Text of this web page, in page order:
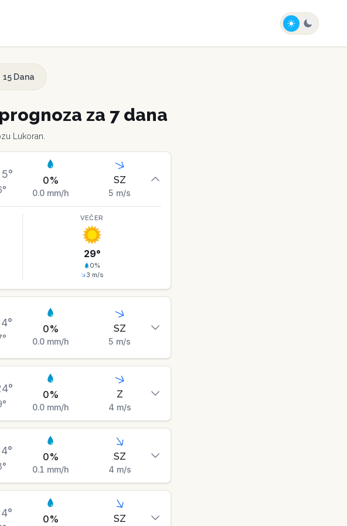
15 Dana
za 7 dana
Lukoran
°
°
0%
0.0mm/h
SZ
5 m/s
VEČER
29°
0%
3 m/s
°
°
0%
0.0mm/h
SZ
5 m/s
°
°
0%
0.0mm/h
Z
4 m/s
°
°
0%
0.1 mm/h
SZ
4 m/s
°
0% SZ